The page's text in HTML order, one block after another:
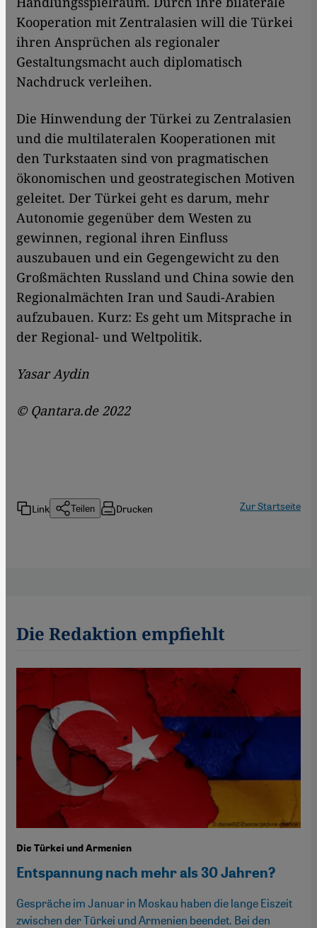
Kooperation mit Zentralasien will die Türkei
ihren Ansprüchen als regionaler
Gestaltungsmacht auch diplomatisch
Nachdruck verleihen.
Die Hinwendung der Türkei zu Zentralasien
und die multilateralen Kooperationen mit
den Turkstaaten sind von pragmatischen
ökonomischen und geostrategischen Motiven
geleitet. Der Türkei geht es darum, mehr
Autonomie gegenüber dem Westen zu
gewinnen, regional ihren Einfluss
auszubauen und ein Gegengewicht zu den
Großmächten Russland und China sowie den
Regionalmächten Iran und Saudi-Arabien
aufzubauen. Kurz: Es geht um Mitsprache in
der Regional- und Weltpolitik.
Yasar Aydin
© Qantara.de 2022
Link Teilen Drucken Zur Startseite
Die Redaktion empfiehlt
Die Türkei und Armenien
Entspannung nach mehr als 30 Jahren?
Gespräche im Januar in Moskau haben die lange Eiszeit
zwischen der Türkei und Armenien beendet. Bei den